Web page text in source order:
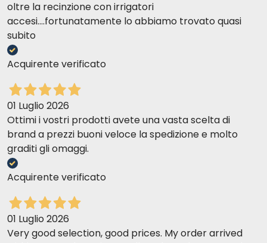
oltre la recinzione con irrigatori
accesi....fortunatamente lo abbiamo trovato quasi
subito
Acquirente verificato
01 Luglio 2026
Ottimi i vostri prodotti avete una vasta scelta di
brand a prezzi buoni veloce la spedizione e molto
graditi gli omaggi.
Acquirente verificato
01 Luglio 2026
Very good selection, good prices. My order arrived